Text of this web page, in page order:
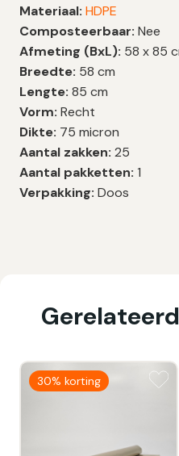
Materiaal: HDPE
Composteerbaar: Nee
Afmeting (BxL): 58 x 85
Breedte: 58 cm
Lengte: 85 cm
Vorm: Recht
Dikte: 75 micron
Aantal zakken: 25
Aantal pakketten: 1
Verpakking: Doos
30% korting